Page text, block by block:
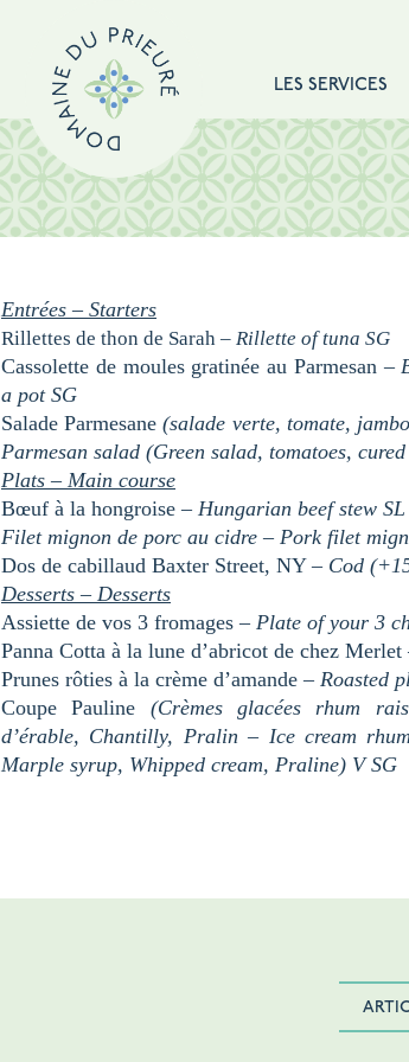
LES SERVICES
Entrées – Starters
Rillettes de thon de Sarah – Rillette of tuna SG
Cassolette de moules gratinée au Parmesan –
a pot SG
Salade Parmesane(salade verte, tomate,
Parmesan salad (Green salad, tomatoes,
Plats – Main course
Bœuf à la hongroise – Hungarian beef stew SL
Filet mignon de porc au cidre – Pork filet
Dos de cabillaud Baxter Street, NY– Cod
Desserts – Desserts
Assiette de vos 3 fromages – Plate of your 3
Panna Cotta à la lune d’abricot de chez
Prunes rôties à la crème d’amande – Roasted
Coupe Pauline (Crèmes glacées rhum
d’érable, Chantilly, Pralin – Ice cream
Marple syrup, Whipped cream, Praline) VSG